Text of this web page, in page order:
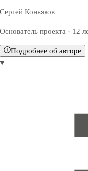
Сергей Коньяков
Основатель проекта · 12
Подробнее об авторе